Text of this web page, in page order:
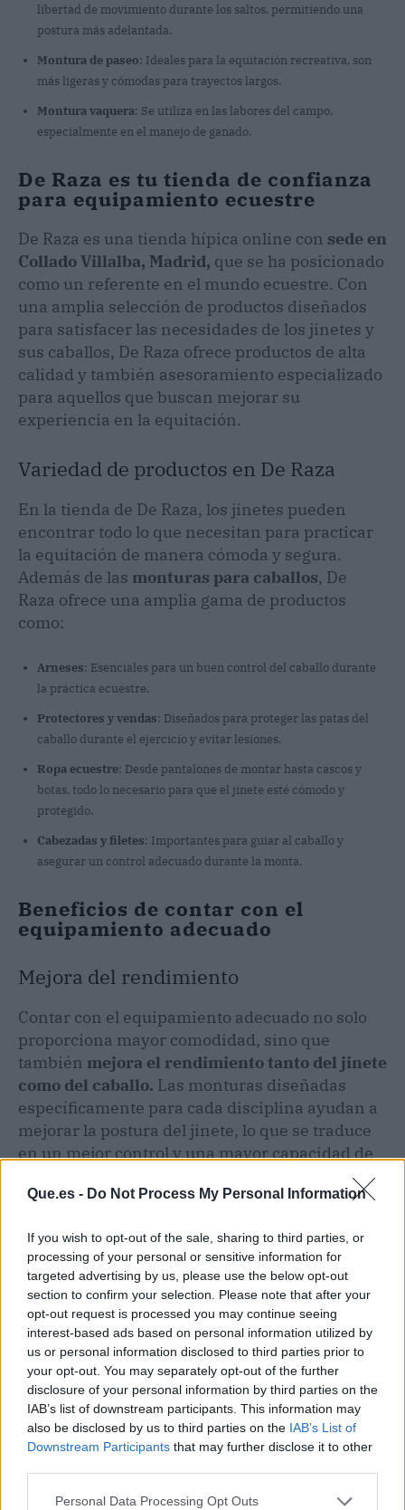
Que.es - Do Not Process My Personal Information
If you wish to opt-out of the sale, sharing to third parties, or
processing of your personal or sensitive information for
targeted advertising by us, please use the below opt-out
section to confirm your selection. Please note that after your
opt-out request is processed you may continue seeing
interest-based ads based on personal information utilized by
us or personal information disclosed to third parties prior to
your opt-out. You may separately opt-out of the further
disclosure of your personal information by third parties on the
IAB’s list of downstream participants. This information may
also be disclosed by us to third parties on the IAB’s List of
Downstream Participants that may further disclose it to other
Personal Data Processing Opt Outs
libertad de movimiento durante los saltos, permitiendo una
postura más adelantada.
Montura de paseo: Ideales para la equitación recreativa, son
más ligeras y cómodas para trayectos largos.
Montura vaquera: Se utiliza en las labores del campo,
especialmente en el manejo de ganado.
De Raza es tu tienda de confianza
para equipamiento ecuestre
De Raza es una tienda hípica online con sede en
Collado Villalba, Madrid, que se ha posicionado
como un referente en el mundo ecuestre. Con
una amplia selección de productos diseñados
para satisfacer las necesidades de los jinetes y
sus caballos, De Raza ofrece productos de alta
calidad y también asesoramiento especializado
para aquellos que buscan mejorar su
experiencia en la equitación.
Variedad de productos en De Raza
En la tienda de De Raza, los jinetes pueden
encontrar todo lo que necesitan para practicar
la equitación de manera cómoda y segura.
Además de las monturas para caballos, De
Raza ofrece una amplia gama de productos
como:
Arneses: Esenciales para un buen control del caballo durante
la práctica ecuestre.
Protectores y vendas: Diseñados para proteger las patas del
caballo durante el ejercicio y evitar lesiones.
Ropa ecuestre: Desde pantalones de montar hasta cascos y
botas, todo lo necesario para que el jinete esté cómodo y
protegido.
Cabezadas y filetes: Importantes para guiar al caballo y
asegurar un control adecuado durante la monta.
Beneficios de contar con el
equipamiento adecuado
Mejora del rendimiento
Contar con el equipamiento adecuado no solo
proporciona mayor comodidad, sino que
también mejora el rendimiento tanto del jinete
como del caballo. Las monturas diseñadas
específicamente para cada disciplina ayudan a
mejorar la postura del jinete, lo que se traduce
en un mejor control y una mayor capacidad de
Un equipo mal ajustado puede ser perjudicial
tanto para el jinete como para el caballo. En el
caso del caballo, una montura incorrecta puede
causar rozaduras, presión en zonas sensibles
del lomo y problemas de movilidad. Para el
jinete,un mal equipo puede generar dolores
de espalda y piernas, e incluso comprometer la
seguridad durante la monta.